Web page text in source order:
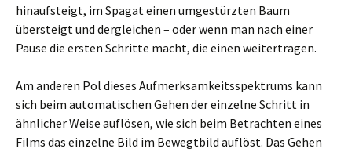
hinaufsteigt, im Spagat einen umgestürzten Baum
übersteigt und dergleichen – oder wenn man nach einer
Pause die ersten Schritte macht, die einen weitertragen.
Am anderen Pol dieses Aufmerksamkeitsspektrums kann
sich beim automatischen Gehen der einzelne Schritt in
ähnlicher Weise auflösen, wie sich beim Betrachten eines
Films das einzelne Bild im Bewegtbild auflöst. Das Gehen